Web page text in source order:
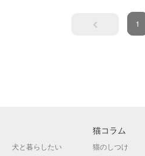
1
犬と暮らしたい
猫コラム
猫のしつけ